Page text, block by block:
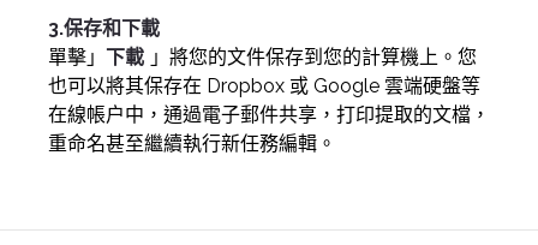
3.保存和下載
單擊」 下載 」將您的文件保存到您的計算機上。您
也可以將其保存在 Dropbox 或 Google 雲端硬盤等
在線帳户中，通過電子郵件共享，打印提取的文檔，
重命名甚至繼續執行新任務編輯。